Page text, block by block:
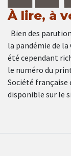
À lire, à
Bien des
la pandémie de
été cependant
le numéro du
Société
disponible sur le